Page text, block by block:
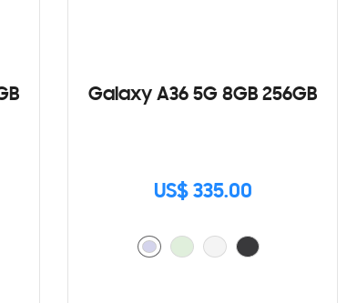
Galaxy A36 5G 8GB 256GB
US$ 335.00